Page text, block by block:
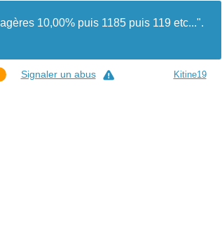
10,00% puis 1185 puis 119 etc...".
Kitine19
Signaler un abus